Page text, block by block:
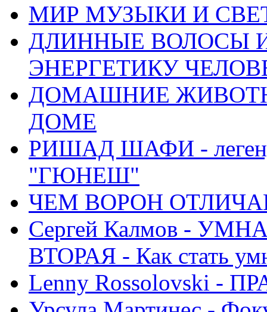
МИР МУЗЫКИ И
ДЛИННЫЕ ВОЛОСЫ
ЭНЕРГЕТИКУ
ДОМАШНИЕ
ДОМЕ
РИШАД ШАФИ -
"ГЮНЕШ"
ЧЕМ ВОРОН
Сергей Калмов -
ВТОРАЯ - Как стать
Lenny Rossolovski -